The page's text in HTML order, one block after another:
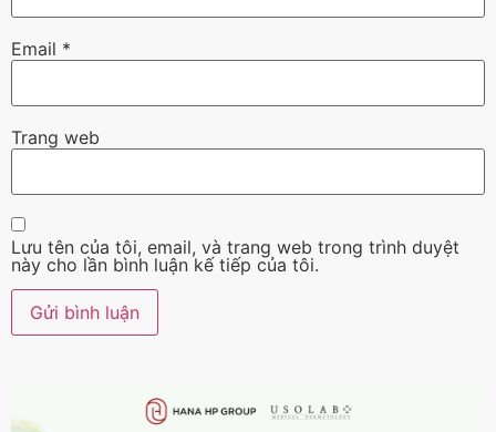
Email *
Trang web
Lưu tên của tôi, email, và trang web trong trình duyệt
này cho lần bình luận kế tiếp của tôi.